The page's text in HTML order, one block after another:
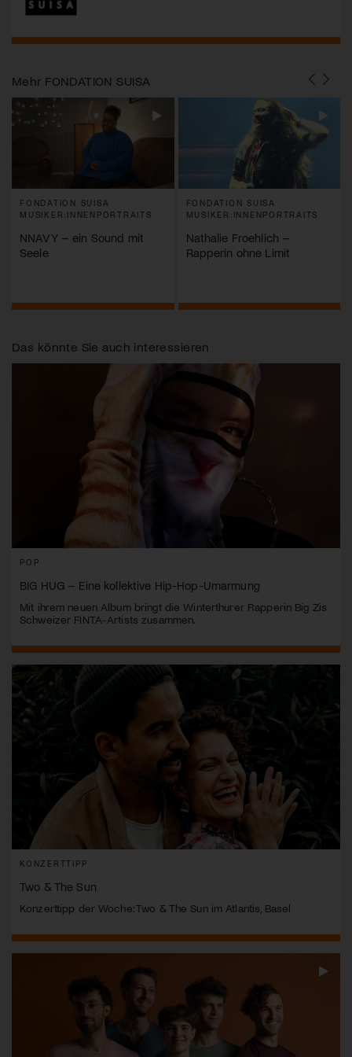
Mehr FONDATION SUISA
FONDATION SUISA
MUSIKER:INNENPORTRAITS
NNAVY – ein Sound mit
Seele
FONDATION SUISA
MUSIKER:INNENPORTRAITS
Nathalie Froehlich –
Rapperin ohne Limit
Das könnte Sie auch interessieren
POP
BIG HUG – Eine kollektive Hip-Hop-Umarmung
Mit ihrem neuen Album bringt die Winterthurer Rapperin Big Zis
Schweizer FINTA-Artists zusammen.
KONZERTTIPP
Two & The Sun
Konzerttipp der Woche: Two & The Sun im Atlantis, Basel